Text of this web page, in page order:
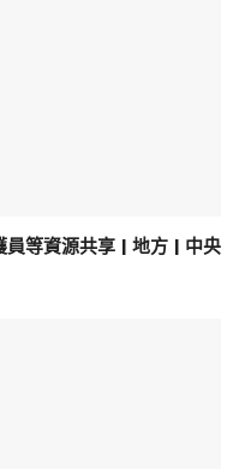
等資源共享 | 地方 | 中央